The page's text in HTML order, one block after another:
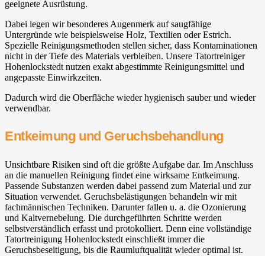
geeignete Ausrüstung.
Dabei legen wir besonderes Augenmerk auf saugfähige
Untergründe wie beispielsweise Holz, Textilien oder Estrich.
Spezielle Reinigungsmethoden stellen sicher, dass Kontaminationen
nicht in der Tiefe des Materials verbleiben. Unsere Tatortreiniger
Hohenlockstedt nutzen exakt abgestimmte Reinigungsmittel und
angepasste Einwirkzeiten.
Dadurch wird die Oberfläche wieder hygienisch sauber und wieder
verwendbar.
Entkeimung und Geruchsbehandlung
Unsichtbare Risiken sind oft die größte Aufgabe dar. Im Anschluss
an die manuellen Reinigung findet eine wirksame Entkeimung.
Passende Substanzen werden dabei passend zum Material und zur
Situation verwendet. Geruchsbelästigungen behandeln wir mit
fachmännischen Techniken. Darunter fallen u. a. die Ozonierung
und Kaltvernebelung. Die durchgeführten Schritte werden
selbstverständlich erfasst und protokolliert. Denn eine vollständige
Tatortreinigung Hohenlockstedt einschließt immer die
Geruchsbeseitigung, bis die Raumluftqualität wieder optimal ist.